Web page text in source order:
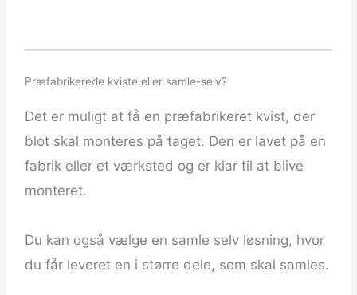
Præfabrikerede kviste eller samle-selv?
Det er muligt at få en præfabrikeret kvist, der
blot skal monteres på taget. Den er lavet på en
fabrik eller et værksted og er klar til at blive
monteret.
Du kan også vælge en samle selv løsning, hvor
du får leveret en i større dele, som skal samles.